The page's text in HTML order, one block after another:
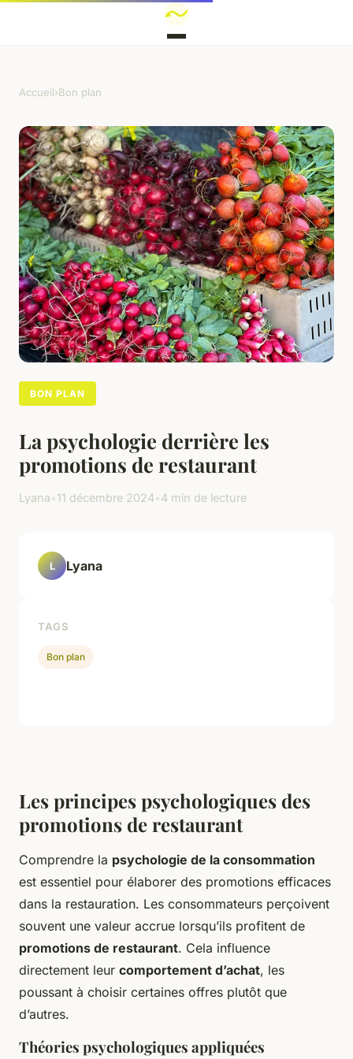
Accueil›Bon plan
BON PLAN
La psychologie derrière les
promotions de restaurant
Lyana•11 décembre 2024•4 min de lecture
Les principes psychologiques des
promotions de restaurant
Comprendre la psychologie de la consommation
est essentiel pour élaborer des promotions efficaces
dans la restauration. Les consommateurs perçoivent
souvent une valeur accrue lorsqu’ils profitent de
promotions de restaurant. Cela influence
directement leur comportement d’achat, les
poussant à choisir certaines offres plutôt que
d’autres.
Théories psychologiques appliquées
L Lyana
TAGS
Bon plan